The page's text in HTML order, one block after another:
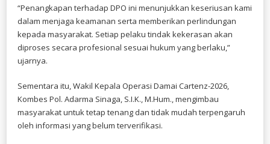
“Penangkapan terhadap DPO ini menunjukkan keseriusan kami
dalam menjaga keamanan serta memberikan perlindungan
kepada masyarakat. Setiap pelaku tindak kekerasan akan
diproses secara profesional sesuai hukum yang berlaku,”
ujarnya.
Sementara itu, Wakil Kepala Operasi Damai Cartenz-2026,
Kombes Pol. Adarma Sinaga, S.I.K., M.Hum., mengimbau
masyarakat untuk tetap tenang dan tidak mudah terpengaruh
oleh informasi yang belum terverifikasi.